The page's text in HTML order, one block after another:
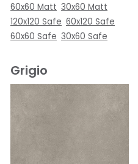
60x60 Matt 30x60 Matt
120x120 Safe 60x120 Safe
60x60 Safe 30x60 Safe
Grigio